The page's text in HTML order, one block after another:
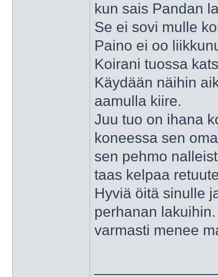
kun sais Pandan
Se ei sovi mulle
Paino ei oo
Koirani tuossa
Käydään näihin
aamulla kiire.
Juu tuo on ihana
koneessa sen
sen pehmo
taas kelpaa
Hyviä öitä sinulle
perhanan
varmasti menee